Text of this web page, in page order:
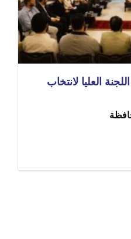
العليا لانتخاب